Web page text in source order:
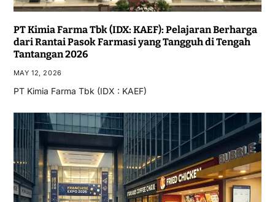
PT Kimia Farma Tbk (IDX: KAEF): Pelajaran Berharga
dari Rantai Pasok Farmasi yang Tangguh di Tengah
Tantangan 2026
MAY 12, 2026
PT Kimia Farma Tbk (IDX : KAEF)